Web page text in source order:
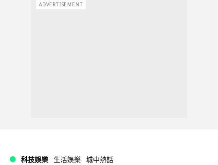
ADVERTISEMENT
科技娛樂 生活娛樂 城中熱話